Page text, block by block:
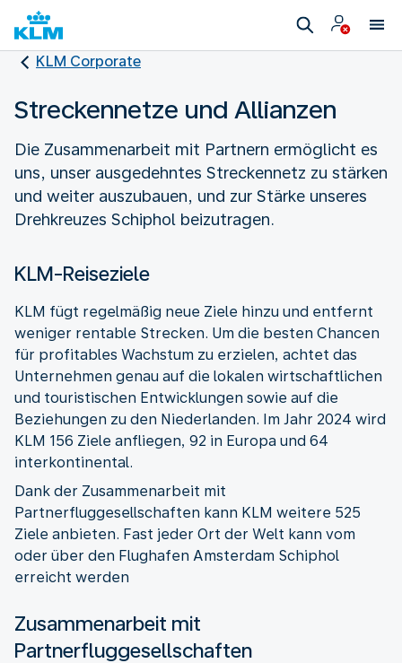
KLM Corporate
Streckennetze und Allianzen
Die Zusammenarbeit mit Partnern ermöglicht es
uns, unser ausgedehntes Streckennetz zu stärken
und weiter auszubauen, und zur Stärke unseres
Drehkreuzes Schiphol beizutragen.
KLM-Reiseziele
KLM fügt regelmäßig neue Ziele hinzu und entfernt
weniger rentable Strecken. Um die besten Chancen
für profitables Wachstum zu erzielen, achtet das
Unternehmen genau auf die lokalen wirtschaftlichen
und touristischen Entwicklungen sowie auf die
Beziehungen zu den Niederlanden. Im Jahr 2024 wird
KLM 156 Ziele anfliegen, 92 in Europa und 64
interkontinental.
Dank der Zusammenarbeit mit
Partnerfluggesellschaften kann KLM weitere 525
Ziele anbieten. Fast jeder Ort der Welt kann vom
oder über den Flughafen Amsterdam Schiphol
erreicht werden
Zusammenarbeit mit
Partnerfluggesellschaften